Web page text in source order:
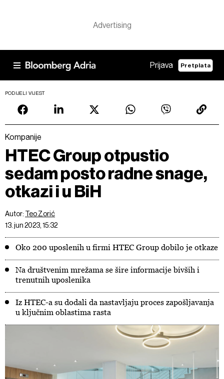
Prijava Pretplata
PODIJELI VIJEST
Kompanije
HTEC Group otpustio
sedam posto radne snage,
otkazi i u BiH
Autor: Teo Zorić
13. jun 2023, 15:32
Oko 200 uposlenih u firmi HTEC Group dobilo je otkaze
Na društvenim mrežama se šire informacije bivših i
trenutnih uposlenika
Iz HTEC-a su dodali da nastavljaju proces zapošljavanja
u ključnim oblastima rasta